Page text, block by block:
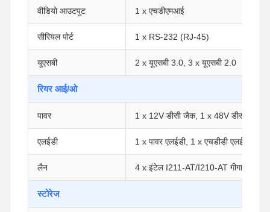
वीडियो आउटपुट 1 x एचडीएमआई
सीरियल पोर्ट 1 x RS-232 (RJ-45)
यूएसबी 2 x यूएसबी 3.0, 3 x यूएसबी 2.0
रियर आई/ओ
पावर 1 x 12V डीसी जैक, 1 x 48V डीसी जैक
एलईडी 1 x पावर एलईडी, 1 x एचडीडी एलईडी
लैन 4 x इंटेल I211-AT/I210-AT गीगाबिट लैन
स्टोरेज